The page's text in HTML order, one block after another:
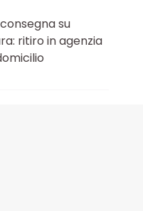
su
ritiro in agenzia